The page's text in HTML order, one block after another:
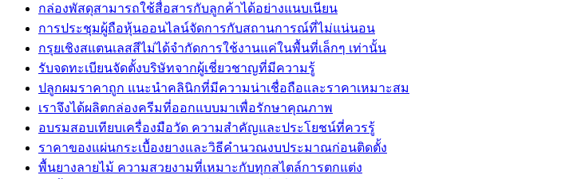
กล่องพัสดุสามารถใช้สื่อสารกับลูกค้าได้อย่างแนบเนียน
การประชุมผู้ถือหุ้นออนไลน์จัดการกับสถานการณ์ที่ไม่แน่นอน
กรุยเชิงสแตนเลสสีไม่ได้จำกัดการใช้งานแค่ในพื้นที่เล็กๆ เท่านั้น
รับจดทะเบียนจัดตั้งบริษัทจากผู้เชี่ยวชาญที่มีความรู้
ปลูกผมราคาถูก แนะนำคลินิกที่มีความน่าเชื่อถือและราคาเหมาะสม
เราจึงได้ผลิตกล่องครีมที่ออกแบบมาเพื่อรักษาคุณภาพ
อบรมสอบเทียบเครื่องมือวัด ความสำคัญและประโยชน์ที่ควรรู้
ราคาของแผ่นกระเบื้องยางและวิธีคำนวณงบประมาณก่อนติดตั้ง
พื้นยางลายไม้ ความสวยงามที่เหมาะกับทุกสไตล์การตกแต่ง